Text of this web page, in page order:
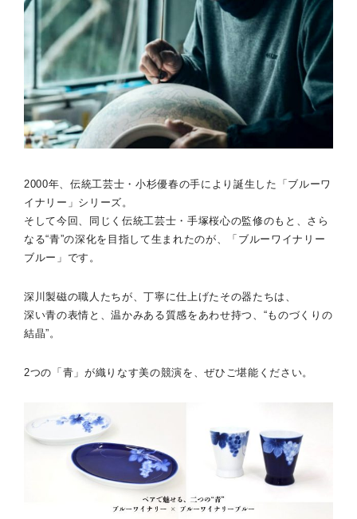
2000年、伝統工芸士・小杉優春の手により誕生した「ブルーワ
イナリー」シリーズ。
そして今回、同じく伝統工芸士・手塚桜心の監修のもと、さら
なる“青”の深化を目指して生まれたのが、「ブルーワイナリー
ブルー」です。
深川製磁の職人たちが、丁寧に仕上げたその器たちは、
深い青の表情と、温かみある質感をあわせ持つ、“ものづくりの
結晶”。
2つの「青」が織りなす美の競演を、ぜひご堪能ください。